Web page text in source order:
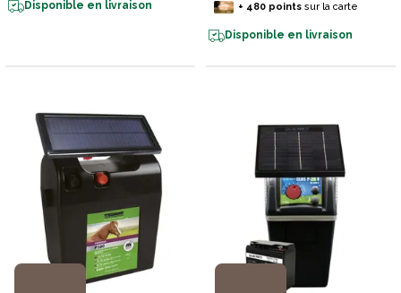
Disponible en livraison + 480pointssur la carte
Disponible en livraison